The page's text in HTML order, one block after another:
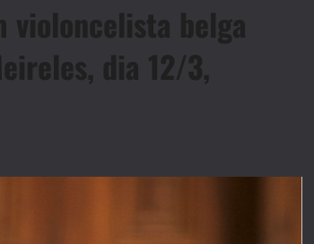
violoncelista belga
dia 12/3,